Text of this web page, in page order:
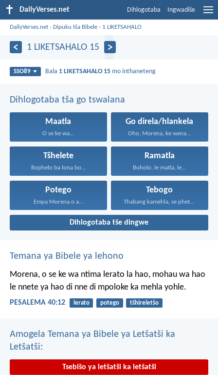
DailyVerses.net Dihlogotaba Ingwadiše
DailyVerses.net ›Dipuku tša Bibele › 1 LIKETSAHALO
1 LIKETSAHALO 15
SSO89 Bala 1 LIKETSAHALO 15 mo inthaneteng
Dihlogotaba tša go tswalana
Maatla
O se ke wa...
Go direla/hlankela
Oho, Morena, ke wena...
Tšhelete
Bophelo ba lona bo...
Ramatla
Boholo, le matla, le...
Potego
Empa Morena o a...
Tebogo
Thabang kamehla, se phetseng...
Dihlogotaba tše dingwe
Temana ya Bibele ya lehono
Morena, o se ke wa ntima lerato la hao, mohau wa hao
le nnete ya hao di nne di mpoloke ka mehla yohle.
PESALEMA 40:12 lerato potego tšhireletšo
Amogela Temana ya Bibele ya Letšatši ka
Letšatši:
Tsebišo ya letšatši ka letšatši